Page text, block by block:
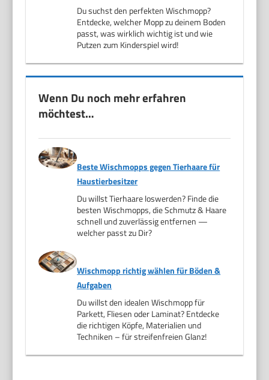
Du suchst den perfekten Wischmopp?
Entdecke, welcher Mopp zu deinem Boden
passt, was wirklich wichtig ist und wie
Putzen zum Kinderspiel wird!
Wenn Du noch mehr erfahren
möchtest…
Beste Wischmopps gegen Tierhaare für
Haustierbesitzer
Du willst Tierhaare loswerden? Finde die
besten Wischmopps, die Schmutz & Haare
schnell und zuverlässig entfernen —
welcher passt zu Dir?
Wischmopp richtig wählen für Böden &
Aufgaben
Du willst den idealen Wischmopp für
Parkett, Fliesen oder Laminat? Entdecke
die richtigen Köpfe, Materialien und
Techniken – für streifenfreien Glanz!